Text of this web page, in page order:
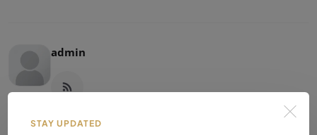
admin
STAY UPDATED